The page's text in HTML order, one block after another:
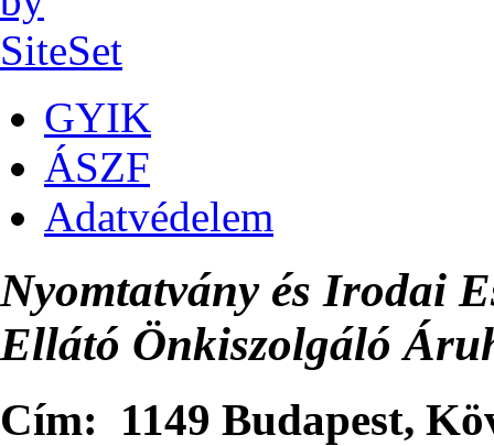
GYIK
ÁSZF
Adatvédelem
Nyomtatvány és Irodai
Ellátó Önkiszolgáló
Cím: 1149 Budapest,